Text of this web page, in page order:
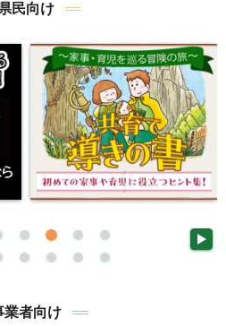
民向け
業者向け